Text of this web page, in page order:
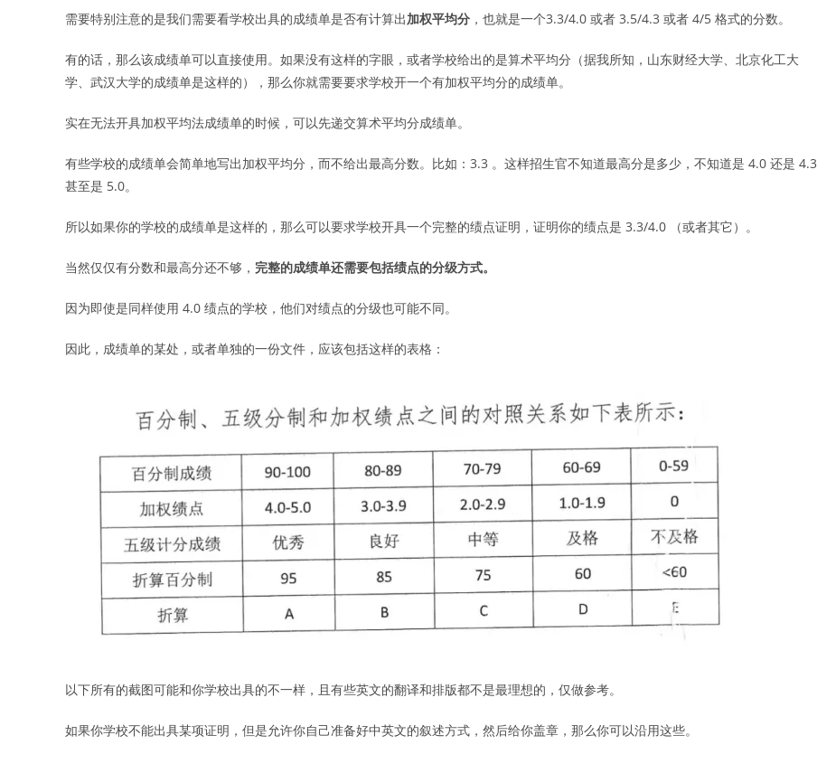
需要特别注意的是我们需要看学校出具的成绩单是否有计算出加权平均分 ，也就是一个3.3/4.0 或者 3.5/4.3 或者 4/5 格式的分数。
有的话，那么该成绩单可以直接使用。如果没有这样的字眼，或者学校给出的是算术平均分（据我所知，山东财经大学、北京化工大
学、武汉大学的成绩单是这样的），那么你就需要要求学校开一个有加权平均分的成绩单。
实在无法开具加权平均法成绩单的时候，可以先递交算术平均分成绩单。
有些学校的成绩单会简单地写出加权平均分，而不给出最高分数。比如：3.3 。这样招生官不知道最高分是多少，不知道是 4.0 还是 4.3
甚至是 5.0。
所以如果你的学校的成绩单是这样的，那么可以要求学校开具一个完整的绩点证明，证明你的绩点是 3.3/4.0 （或者其它）。
当然仅仅有分数和最高分还不够， 完整的成绩单还需要包括绩点的分级方式。
因为即使是同样使用 4.0 绩点的学校，他们对绩点的分级也可能不同。
因此，成绩单的某处，或者单独的一份文件，应该包括这样的表格：
以下所有的截图可能和你学校出具的不一样，且有些英文的翻译和排版都不是最理想的，仅做参考。
如果你学校不能出具某项证明，但是允许你自己准备好中英文的叙述方式，然后给你盖章，那么你可以沿用这些。